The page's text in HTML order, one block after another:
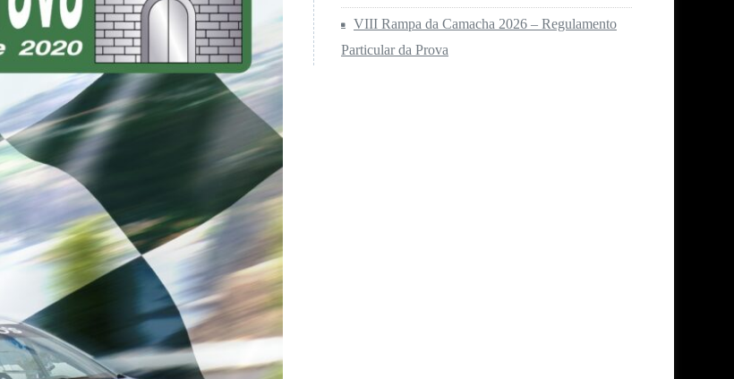
VIII Rampa da Camacha 2026 – Regulamento
Particular da Prova